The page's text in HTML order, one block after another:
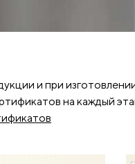
и при
на каждый